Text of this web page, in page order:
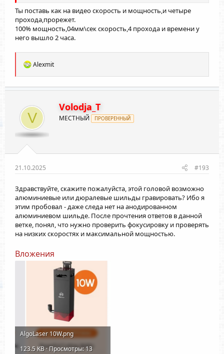
Ты поставь как на видео скорость и мощность,и четыре
прохода,прорежет.
100% мощность,04мм\сек скорость,4 прохода и времени у
него вышло 2 часа.
Р
а
к
и
:
Alexmit
V
Volodja_T
МЕСТНЫЙ ПРОВЕРЕННЫЙ
21.10.2025 #193
Здравствуйте, скажите пожалуйста, этой головой возможно
алюминиевые или дюралевые шильды гравировать? Ибо я
этим пробовал - даже следа нет на анодированном
алюминиевом шильде. После прочтения ответов в данной
ветке, понял, что нужно проверить фокусировку и проверять
на низких скоростях и максимальной мощностью.
Вложения
AlgoLaser 10W.png
123.5 KB · Просмотры: 13